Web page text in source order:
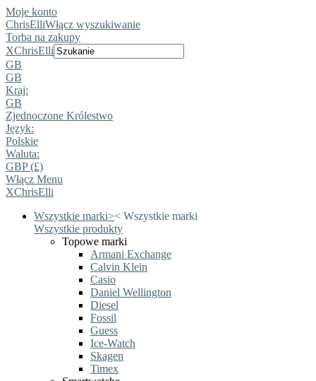
Moje konto
ChrisElliWłącz wyszukiwanie
Torba na zakupy
XChrisElli
GB
GB
Kraj:
GB
Zjednoczone Królestwo
Język:
Polskie
Waluta:
GBP (£)
Włącz Menu
XChrisElli
Wszystkie marki>< Wszystkie marki
Wszystkie produkty
Topowe marki
Armani Exchange
Calvin Klein
Casio
Daniel Wellington
Diesel
Fossil
Guess
Ice-Watch
Skagen
Timex